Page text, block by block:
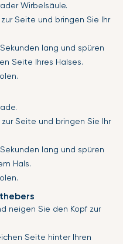
Wirbelsäule.
Seite und bringen Sie Ihr
lang und spüren
Seite Ihres Halses.
Seite und bringen Sie Ihr
lang und spüren
Hals.
neigen Sie den Kopf zur
Seite hinter Ihren